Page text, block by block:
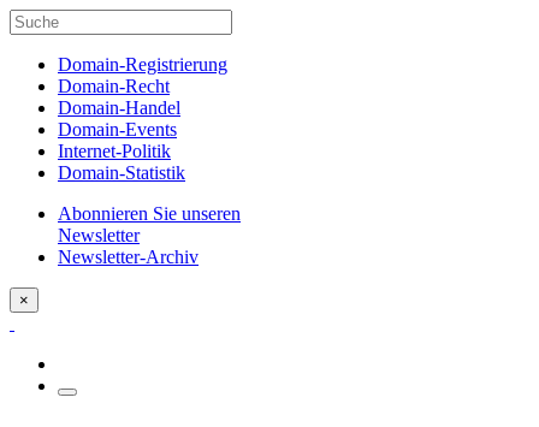
Domain-Registrierung
Domain-Recht
Domain-Handel
Domain-Events
Internet-Politik
Domain-Statistik
Abonnieren Sie unseren
Newsletter
Newsletter-Archiv
×